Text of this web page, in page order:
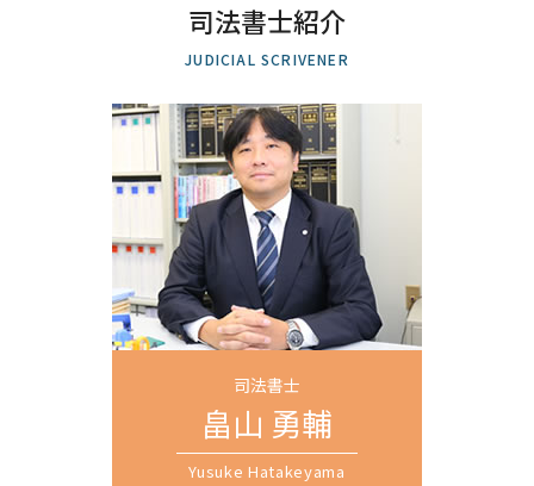
相続放棄 却下 事例
住所変更 登記 義務化
所有権 保存 登記
建物 保存登記
会社 設立 必要 書類
商業登記簿
任意整理 民事再生
任意整理 元本 減額
借金 債務整理 悩み 借金相談
自己破産 任意整理 違い
自己破産 保険
任意整理 元金
任意整理 住宅ローン
破産 裁判所
債務整理 和解 成立
自己破産 埼玉県 司法書士 相談
不動産相続 埼玉県 司法書士 相談
不動産相続 全国対応 司法書士 相談
任意整理 越谷市 司法書士 相談
自己破産 越谷市 司法書士 相談
自己破産 全国対応 司法書士 相談
遺言書作成 全国対応 司法書士 相談
会社設立 埼玉県 司法書士 相談
個人再生 上尾市 司法書士 相談
遺言書作成 上尾市 司法書士 相談
任意整理 上尾市 司法書士 相談
生前贈与 上尾市 司法書士 相談
個人再生 越谷市 司法書士 相談
相続 川口市 司法書士 相談
司法書士紹介
JUDICIAL SCRIVENER
司法書士
畠山 勇輔
Yusuke Hatakeyama